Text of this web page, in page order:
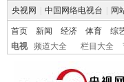
央视网 中国网络电视台 网
首页 新闻 经济 体育 综
电视
频道大全 栏目大全